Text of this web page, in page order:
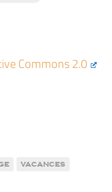
Commons 2.0
vacances